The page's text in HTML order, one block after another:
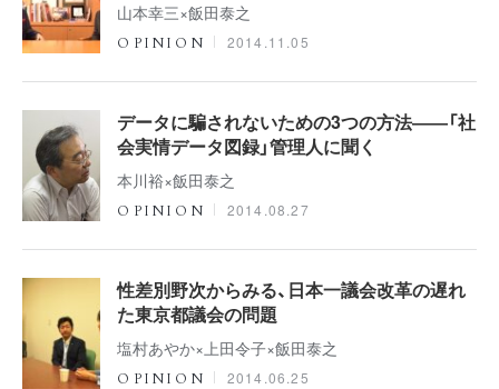
山本幸三×飯田泰之
OPINION 2014.11.05
データに騙されないための3つの方法――「社
会実情データ図録」管理人に聞く
本川裕×飯田泰之
OPINION 2014.08.27
性差別野次からみる、日本一議会改革の遅れ
た東京都議会の問題
塩村あやか×上田令子×飯田泰之
OPINION 2014.06.25